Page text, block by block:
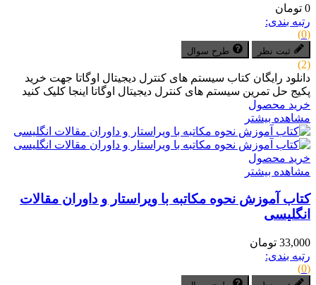
0 تومان
رتبه بندی:
(0)
ثبت نظر طرح سوال
(2)
دانلود رایگان کتاب سیستم های کنترل دیجیتال اوگاتا جهت خرید
پکیج حل تمرین سیستم های کنترل دیجیتال اوگاتا اینجا کلیک کنید
خرید محصول
مشاهده بیشتر
خرید محصول
مشاهده بیشتر
کتاب آموزش نحوه مکاتبه با ویراستار و داوران مقالات
انگلیسی
33,000 تومان
رتبه بندی:
(0)